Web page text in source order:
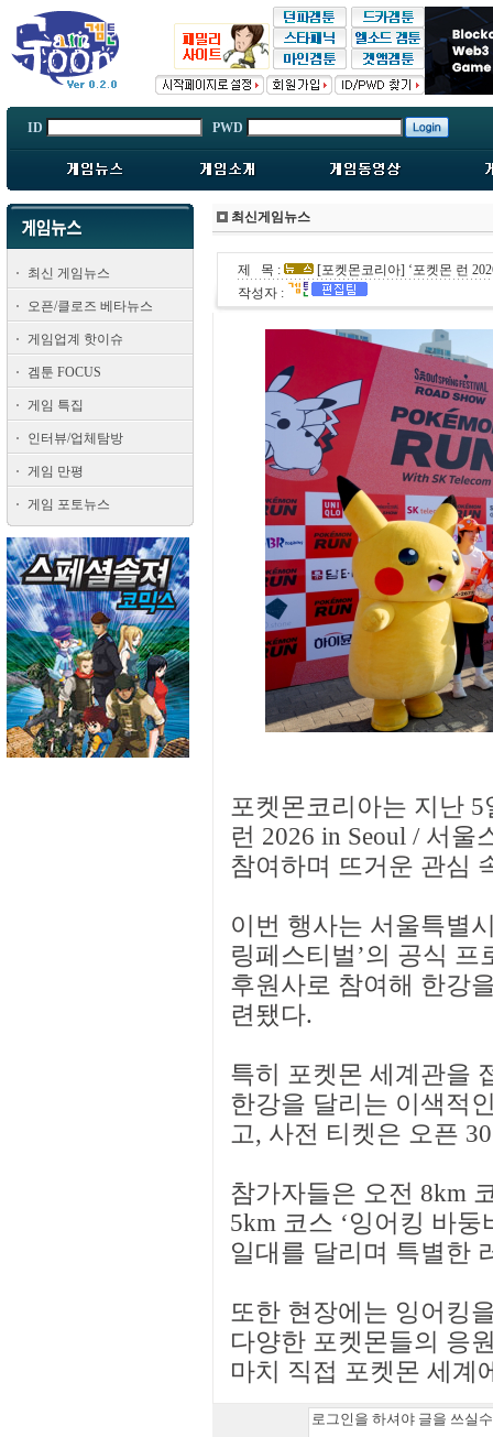
ID PWD
최신 게임뉴스
오픈/클로즈 베타뉴스
게임업계 핫이슈
겜툰 FOCUS
게임 특집
인터뷰/업체탐방
게임 만평
게임 포토뉴스
최신게임뉴스
제 목 :
[포켓몬코리아] ‘포켓몬 런
작성자 :
포켓몬코리아는 지난
런 2026 in Seoul / 서
참여하며 뜨거운 관심
이번 행사는 서울특별
링페스티벌’의 공식
후원사로 참여해 한강
련됐다.
특히 포켓몬 세계관을
한강을 달리는 이색적
고, 사전 티켓은 오픈
참가자들은 오전 8km
5km 코스 ‘잉어킹 바
일대를 달리며 특별한
또한 현장에는 잉어킹
다양한 포켓몬들의 응
마치 직접 포켓몬 세계